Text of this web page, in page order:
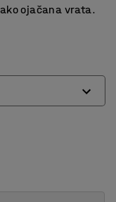
ojačana vrata.